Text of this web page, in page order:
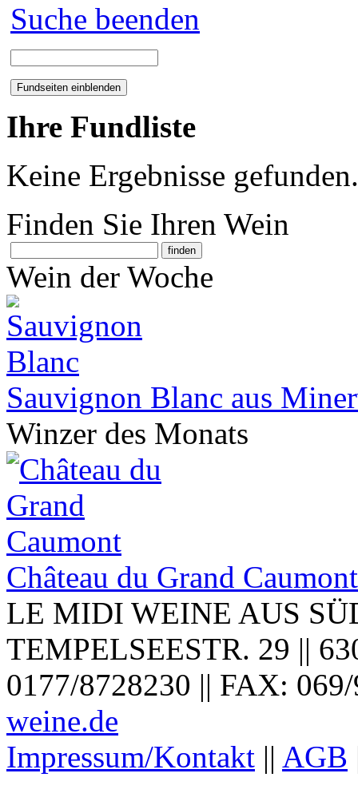
Suche beenden
Ihre Fundliste
Keine Ergebnisse gefunden.
Finden Sie Ihren Wein
Wein der Woche
Sauvignon Blanc aus
Winzer des Monats
Château du Grand
LE MIDI WEINE AUS
TEMPELSEESTR. 29 ||
0177/8728230 || FAX:
weine.de
Impressum/Kontakt || AGB